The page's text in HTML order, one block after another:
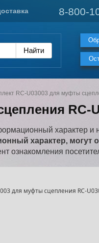
8-800-
8-800-
RC-U03003 для муфты
RC-
характер
характер, могут
ознакомления
для муфты сцепления RC-